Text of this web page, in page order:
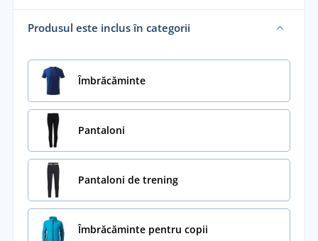
Produsul este inclus în categorii
Îmbrăcăminte
Pantaloni
Pantaloni de trening
Îmbrăcăminte pentru copii